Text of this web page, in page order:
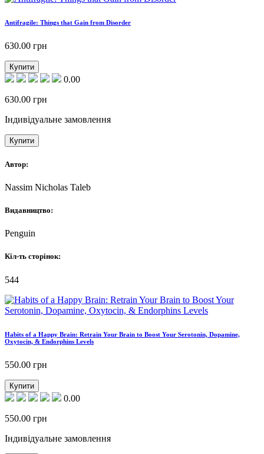
Antifragile: Things that Gain from Disorder
630.00 грн
Купити
0.00
630.00 грн
Індивідуальне замовлення
Купити
Автор:
Nassim Nicholas Taleb
Видавництво:
Penguin
Кіл-ть сторінок:
544
Habits of a Happy Brain: Retrain Your Brain to Boost Your Serotonin, Dopamine,
Oxytocin, & Endorphins Levels
550.00 грн
Купити
0.00
550.00 грн
Індивідуальне замовлення